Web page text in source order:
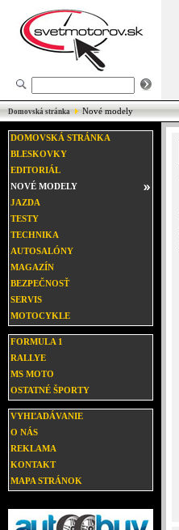
Domovská stránka Nové modely
DOMOVSKÁ STRÁNKA
BLESKOVKY
EDITORIÁL
NOVÉ MODELY
JAZDA
TESTY
TECHNIKA
AUTOSALÓNY
MAGAZÍN
BEZPEČNOSŤ
SERVIS
MOTOCYKLE
FORMULA 1
RALLYE
MS MOTO
OSTATNÉ ŠPORTY
VYHĽADÁVANIE
O NÁS
REKLAMA
KONTAKT
MAPA STRÁNOK